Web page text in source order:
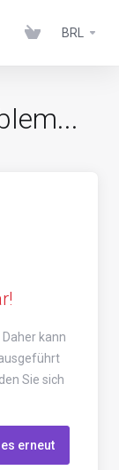
BRL
kann
Sie sich
erneut